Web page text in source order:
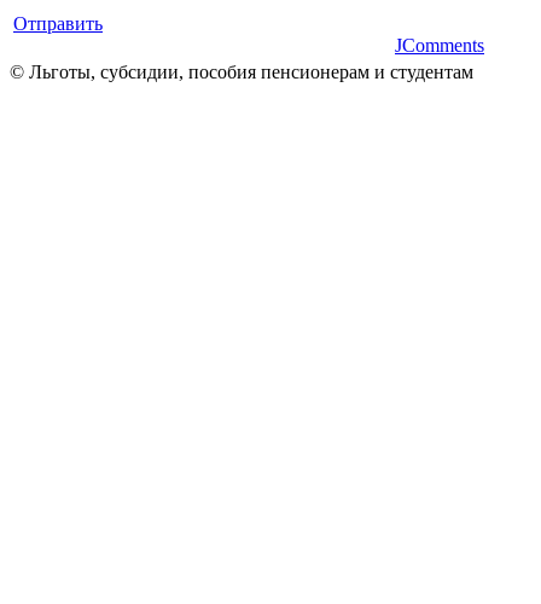
Отправить
JComments
© Льготы, субсидии, пособия пенсионерам и студентам